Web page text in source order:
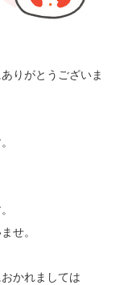
りがとうございま
せ。
かれましては